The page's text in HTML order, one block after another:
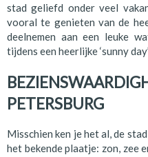
stad geliefd onder veel
vooral te genieten van de
deelnemen aan een leuke
tijdens een heerlijke ‘sunny
PETERSBURG
Misschien ken je het al, de
het bekende plaatje: zon, zee